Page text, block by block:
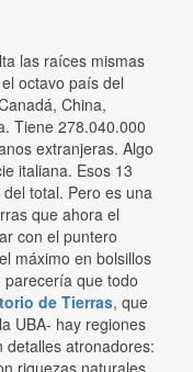
las raíces mismas
octavo país del
China,
Tiene 278.040.000
extranjeras. Algo
italiana. Esos 13
total. Pero es una
que ahora el
con el puntero
máximo en bolsillos
que todo
de Tierras, que
UBA- hay regiones
detalles atronadores:
riquezas naturales